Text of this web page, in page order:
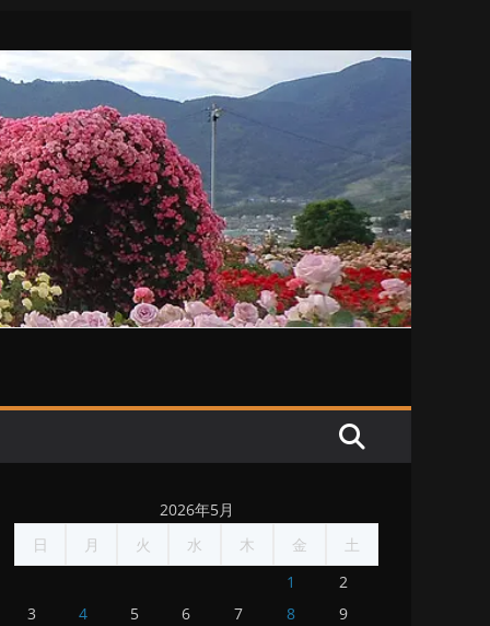
2026年5月
日
月 火 水 木 金
土
1
2
3
4 5 6 7 8
9